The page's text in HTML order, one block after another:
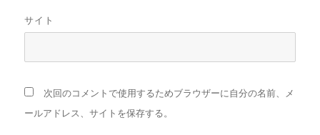
サイト
次回のコメントで使用するためブラウザーに自分の名前、メ
ールアドレス、サイトを保存する。